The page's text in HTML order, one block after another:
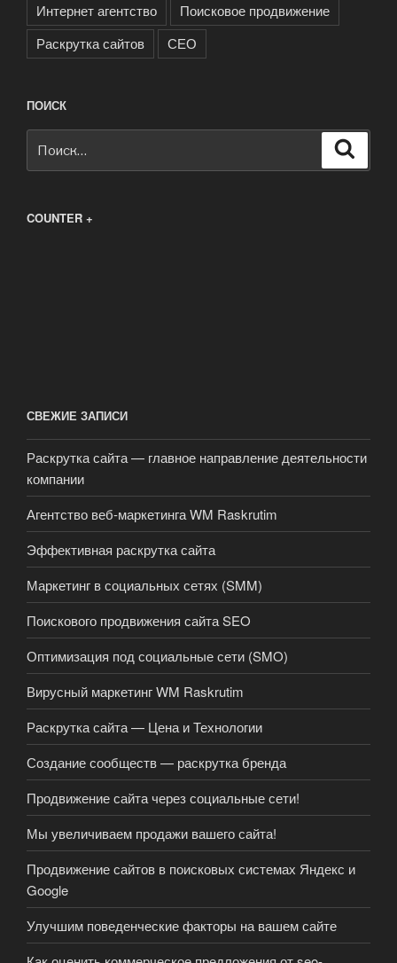
Интернет агентство
Поисковое продвижение
Раскрутка сайтов
СЕО
ПОИСК
COUNTER +
СВЕЖИЕ ЗАПИСИ
Раскрутка сайта — главное направление деятельности
компании
Агентство веб-маркетинга WM Raskrutim
Эффективная раскрутка сайта
Маркетинг в социальных сетях (SMM)
Поискового продвижения сайта SEO
Оптимизация под социальные сети (SMO)
Вирусный маркетинг WM Raskrutim
Раскрутка сайта — Цена и Технологии
Создание сообществ — раскрутка бренда
Продвижение сайта через социальные сети!
Мы увеличиваем продажи вашего сайта!
Продвижение сайтов в поисковых системах Яндекс и
Google
Улучшим поведенческие факторы на вашем сайте